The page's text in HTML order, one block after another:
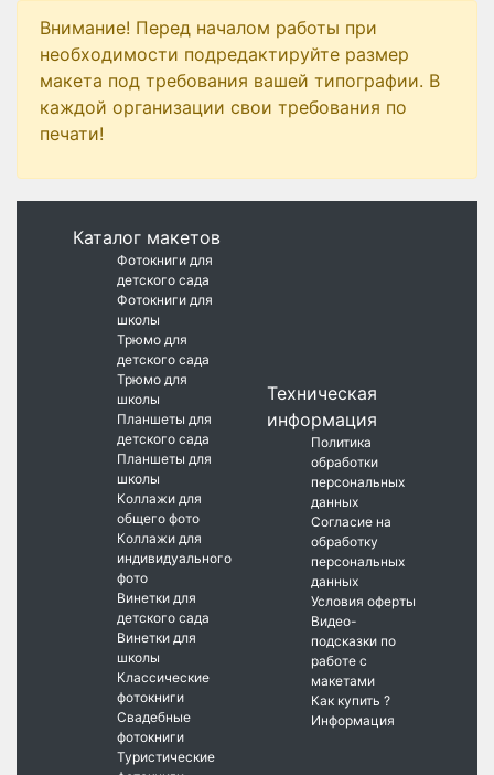
Внимание! Перед началом работы при
необходимости подредактируйте размер
макета под требования вашей типографии. В
каждой организации свои требования по
печати!
Каталог макетов
Фотокниги для
детского сада
Фотокниги для
школы
Трюмо для
детского сада
Трюмо для
школы
Планшеты для
детского сада
Планшеты для
школы
Коллажи для
общего фото
Коллажи для
индивидуального
фото
Винетки для
детского сада
Винетки для
школы
Классические
фотокниги
Свадебные
фотокниги
Туристические
Техническая
информация
Политика
обработки
персональных
данных
Согласие на
обработку
персональных
данных
Условия оферты
Видео-
подсказки по
работе с
макетами
Как купить ?
Информация